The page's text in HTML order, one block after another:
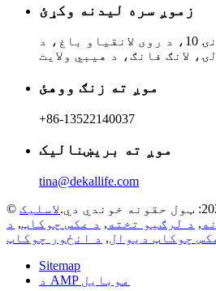
زموږ سره لیدنه وکړئ
شمیره 3-602، ودانۍ 10، د روی لانقیاو باغ، د
لانګ فانګ، د هیبي ولایت
موږ ته زنګ ووهئ
+86-13522140037
موږ ته بریښنالیک
tina@dekallife.com
لاسلیک
, د لرګیو تخته , د عکس چوکاټ, د
چوکاټ دیوال, د انځور چوکاټ
Sitemap
د AMP موبایل